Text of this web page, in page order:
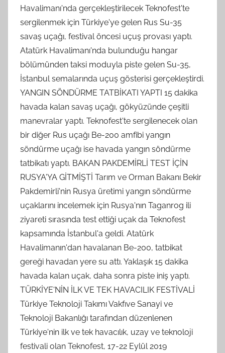
Havalimanı'nda gerçekleştirilecek Teknofest'te
sergilenmek için Türkiye'ye gelen Rus Su-35
savaş uçağı, festival öncesi uçuş provası yaptı.
Atatürk Havalimanı'nda bulunduğu hangar
bölümünden taksi moduyla piste gelen Su-35,
İstanbul semalarında uçuş gösterisi gerçekleştirdi.
YANGIN SÖNDÜRME TATBİKATI YAPTI 15 dakika
havada kalan savaş uçağı, gökyüzünde çeşitli
manevralar yaptı. Teknofest'te sergilenecek olan
bir diğer Rus uçağı Be-200 amfibi yangın
söndürme uçağı ise havada yangın söndürme
tatbikatı yaptı. BAKAN PAKDEMİRLİ TEST İÇİN
RUSYA'YA GİTMİŞTİ Tarım ve Orman Bakanı Bekir
Pakdemirli'nin Rusya üretimi yangın söndürme
uçaklarını incelemek için Rusya'nın Taganrog ili
ziyareti sırasında test ettiği uçak da Teknofest
kapsamında İstanbul'a geldi. Atatürk
Havalimanın'dan havalanan Be-200, tatbikat
gereği havadan yere su attı. Yaklaşık 15 dakika
havada kalan uçak, daha sonra piste iniş yaptı.
TÜRKİYE'NİN İLK VE TEK HAVACILIK FESTİVALİ
Türkiye Teknoloji Takımı Vakfıve Sanayi ve
Teknoloji Bakanlığı tarafından düzenlenen
Türkiye'nin ilk ve tek havacılık, uzay ve teknoloji
festivali olan Teknofest, 17-22 Eylül 2019